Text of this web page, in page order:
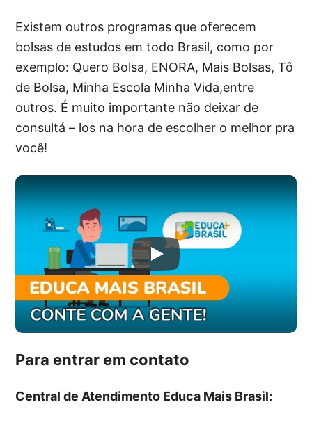
Existem outros programas que oferecem
bolsas de estudos em todo Brasil, como por
exemplo: Quero Bolsa, ENORA, Mais Bolsas, Tô
de Bolsa, Minha Escola Minha Vida,entre
outros. É muito importante não deixar de
consultá – los na hora de escolher o melhor pra
você!
Para entrar em contato
Central de Atendimento Educa Mais Brasil: